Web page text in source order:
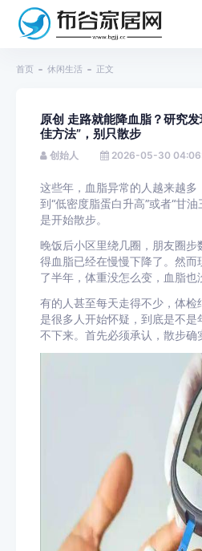
首页 休闲生活 正文
原创 走路就能降血脂？研究
佳方法”，别只散步
创始人 2026-05-30
这些年，血脂异常的人越来越多
到“低密度脂蛋白升高”或者“甘
是开始散步。
晚饭后小区里绕几圈，朋友圈步
得血脂已经在慢慢下降了。然而
了半年，体重没怎么变，血脂也
有的人甚至每天走得不少，体检
是很多人开始怀疑，到底是不是
不下来。首先必须承认，散步确